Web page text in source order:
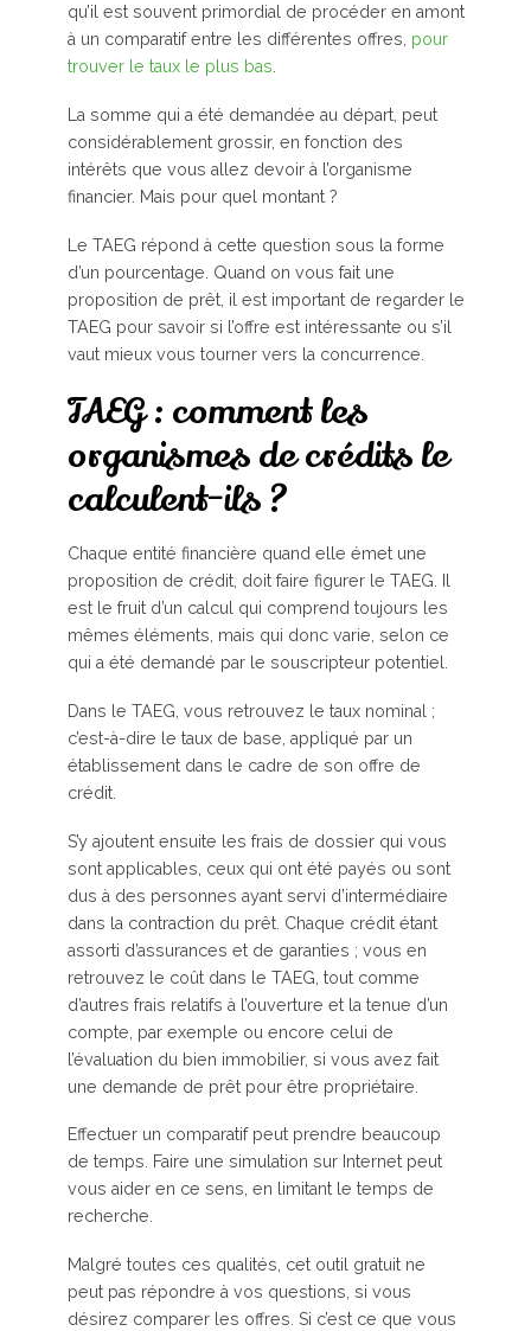
qu’il est souvent primordial de procéder en amont
à un comparatif entre les différentes offres, pour
trouver le taux le plus bas
La somme qui a été demandée au départ, peut
considérablement grossir, en fonction des
intérêts que vous allez devoir à l’organisme
financier. Mais pour quel montant ?
Le TAEG répond à cette question sous la forme
d’un pourcentage. Quand on vous fait une
proposition de prêt, il est important de regarder le
TAEG pour savoir si l’offre est intéressante ou s’il
vaut mieux vous tourner vers la concurrence.
TAEG : comment les
organismes de crédits le
calculent-ils ?
Chaque entité financière quand elle émet une
proposition de crédit, doit faire figurer le TAEG. Il
est le fruit d’un calcul qui comprend toujours les
mêmes éléments, mais qui donc varie, selon ce
qui a été demandé par le souscripteur potentiel.
Dans le TAEG, vous retrouvez le taux nominal ;
c’est-à-dire le taux de base, appliqué par un
établissement dans le cadre de son offre de
crédit.
S’y ajoutent ensuite les frais de dossier qui vous
sont applicables, ceux qui ont été payés ou sont
dus à des personnes ayant servi d’intermédiaire
dans la contraction du prêt. Chaque crédit étant
assorti d’assurances et de garanties ; vous en
retrouvez le coût dans le TAEG, tout comme
d’autres frais relatifs à l’ouverture et la tenue d’un
compte, par exemple ou encore celui de
l’évaluation du bien immobilier, si vous avez fait
une demande de prêt pour être propriétaire.
Effectuer un comparatif peut prendre beaucoup
de temps. Faire une simulation sur Internet peut
vous aider en ce sens, en limitant le temps de
recherche.
Malgré toutes ces qualités, cet outil gratuit ne
peut pas répondre à vos questions, si vous
désirez comparer les offres. Si c’est ce que vous